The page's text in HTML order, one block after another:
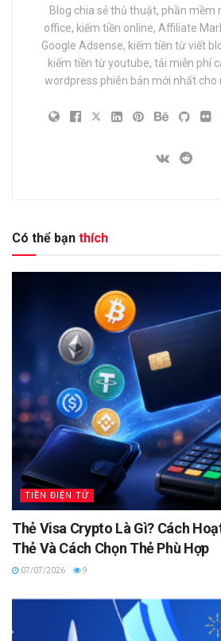
Blog chia sẻ thủ thuật, phần mềm
office, kiếm tiền online, Affiliate
Google Adsense, kiếm tiền từ viết
kiếm tiền từ youtube, tải miễn phí
wordpress phiên bản mới nhất cho
Có thể bạn thích
TIỀN ĐIỆN TỬ
Thẻ Visa Crypto Là Gì? Cách
Thẻ Và Cách Chọn Thẻ Phù Hợp
07/07/2026 9